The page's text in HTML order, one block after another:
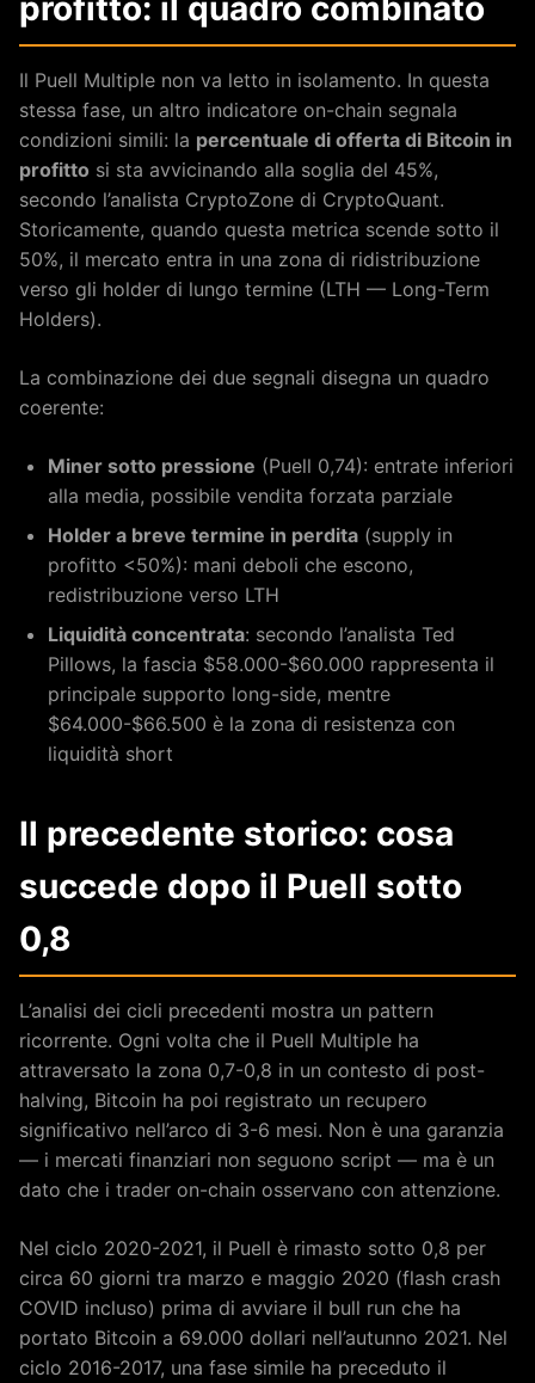
Il Puell Multiple non va letto in isolamento. In questa
stessa fase, un altro indicatore on-chain segnala
condizioni simili: la percentuale di offerta di Bitcoin in
profitto si sta avvicinando alla soglia del 45%,
secondo l’analista CryptoZone di CryptoQuant.
Storicamente, quando questa metrica scende sotto il
50%, il mercato entra in una zona di ridistribuzione
verso gli holder di lungo termine (LTH — Long-Term
Holders).
La combinazione dei due segnali disegna un quadro
coerente:
Miner sotto pressione (Puell 0,74): entrate inferiori
alla media, possibile vendita forzata parziale
Holder a breve termine in perdita (supply in
profitto <50%): mani deboli che escono,
redistribuzione verso LTH
Liquidità concentrata: secondo l’analista Ted
Pillows, la fascia $58.000-$60.000 rappresenta il
principale supporto long-side, mentre
$64.000-$66.500 è la zona di resistenza con
liquidità short
Il precedente storico: cosa
succede dopo il Puell sotto
0,8
L’analisi dei cicli precedenti mostra un pattern
ricorrente. Ogni volta che il Puell Multiple ha
attraversato la zona 0,7-0,8 in un contesto di post-
halving, Bitcoin ha poi registrato un recupero
significativo nell’arco di 3-6 mesi. Non è una garanzia
— i mercati finanziari non seguono script — ma è un
dato che i trader on-chain osservano con attenzione.
Nel ciclo 2020-2021, il Puell è rimasto sotto 0,8 per
circa 60 giorni tra marzo e maggio 2020 (flash crash
COVID incluso) prima di avviare il bull run che ha
portato Bitcoin a 69.000 dollari nell’autunno 2021. Nel
ciclo 2016-2017, una fase simile ha preceduto il